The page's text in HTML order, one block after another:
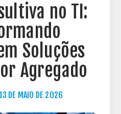
no TI:
Soluções
Agregado
DE MAIO DE 2026